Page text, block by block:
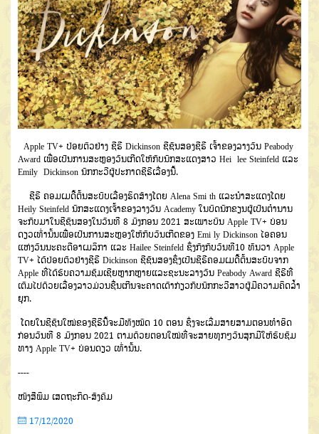
Apple TV+ ປ່ອຍຕົວຢ່າງ ຊີຣີ Dickinson ຊີຊັນສອງຊີຣີ ເຈົ້າຂອງລາງວັນ Peabody
Award ເພື່ອເປັນການສະຫຼອງວັນເກີດໃຫ້ກັບນັກສະແດງສາວ Hei lee Steinfeld ແລະ
Emily Dickinson ນັກກະວີຜູ້ປະກາດຊີຣີເລື່ອງນີ້.
ຊີຣີ ຄອມເມດີ້ຕົ້ນສະບັບເລື່ອງຮິດສ້າງໂດຍ Alena Smi th ແລະນຳສະແດງໂດຍ
Heily Steinfeld ນັກສະແດງເຈົ້າຂອງລາງວັນ Academy ໃນບົດນັກຂຽນຜູ້ເປັນຕຳນານ
ຈະກັບມາໃນຊີຊັນສອງໃນວັນທີ 8 ມັງກອນ 2021 ສະເພາະບົນ Apple TV+ ບ່ອນ
ດຽວເທົ່ານັ້ນເພື່ອເປັນການສະຫຼອງໃຫ້ກັບວັນເກີດຂອງ Emi ly Dickinson ໄອຄອນ
ແຫ່ງວັນນະຄະດີອາເມລິກາ ແລະ Hailee Steinfeld ຊຶ່ງກົງກັບວັນທີ10 ທັນວາ Apple
TV+ ໄດ້ປ່ອຍຕົວຢ່າງຊີຣີ Dickinson ຊີຊັນສອງຊຶ່ງເປັນຊີຣີຄອມເມດີ້ຕົ້ນສະບັບຈາກ
Apple ທີ່ໄດ້ຮັບຄວາມຊົມເຊີຍຫຼາກຫຼາຍແລະຊະນະລາງວັນ Peabody Award ຊີຣີທີ່
ເຕັມໄປດ້ວຍເລື່ອງລາວມ່ວນຊື່ນເກີນຈະຄາດເດົາກ່ຽວກັບນັກກະວີສາວຜູ້ມີຄວາມຄິດລ້ຳ
ຍຸກ.
ໂດຍໃນຊີຊັນໃໝ່ຂອງຊີຣີນີ້ຈະມີທັງໝົດ 10 ຕອນ ຊຶ່ງຈະເລີ່ມສາຍສາມຕອນທຳອິດ
ກ່ອນວັນທີ 8 ມັງກອນ 2021 ຕາມດ້ວຍຕອນໃໝ່ທີ່ຈະສາຍທຸກໆວັນສຸກມີໃຫ້ຮັບຊົມ
ທາງ Apple TV+ ບ່ອນດຽວ ເທົ່ານັ້ນ.
----
ໜັງສືພິມ ເສດຖະກິດ-ສັງຄົມ
17/12/2020